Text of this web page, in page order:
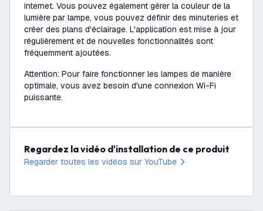
internet. Vous pouvez également gérer la couleur de la
lumière par lampe, vous pouvez définir des minuteries et
créer des plans d'éclairage. L'application est mise à jour
régulièrement et de nouvelles fonctionnalités sont
fréquemment ajoutées.
Attention: Pour faire fonctionner les lampes de manière
optimale, vous avez besoin d'une connexion Wi-Fi
puissante.
Regardez la vidéo d'installation de ce produit
Regarder toutes les vidéos sur YouTube